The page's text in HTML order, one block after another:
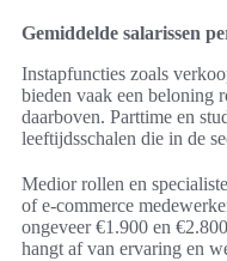
Gemiddelde salarissen
Instapfuncties zoals
bieden vaak een beloning
daarboven. Parttime en
leeftijdsschalen die in de
Medior rollen en
of e-commerce
ongeveer €1.900 en
hangt af van ervaring en